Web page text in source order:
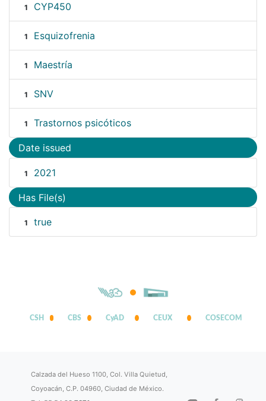
1 CYP450
1 Esquizofrenia
1 Maestría
1 SNV
1 Trastornos psicóticos
Date issued
1 2021
Has File(s)
1 true
CSH CBS CyAD CEUX COSECOM
Calzada del Hueso 1100, Col. Villa Quietud,
Coyoacán, C.P. 04960, Ciudad de México.